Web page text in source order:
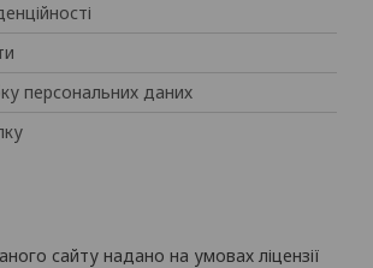
персональних даних
сайту надано на умовах ліцензії